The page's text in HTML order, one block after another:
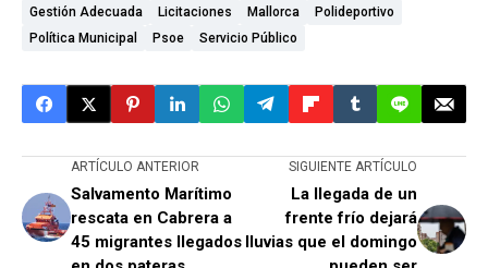
Gestión Adecuada
Licitaciones Mallorca
Polideportivo
Política Municipal
Psoe Servicio Público
ARTÍCULO ANTERIOR
Salvamento Marítimo
rescata en Cabrera a
45 migrantes llegados
SIGUIENTE ARTÍCULO
La llegada de un
frente frío dejará
lluvias que el domingo